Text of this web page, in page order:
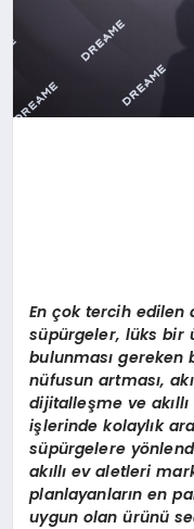
Ençok tercih edilen
süpürgeler, lüks bir
bulunması gereken
nüfusun artması,
dijitalleşme ve
işlerinde kolaylık
süpürgelere yö
akıllı ev aletleri
planlayanların en
uygun olan ürünü